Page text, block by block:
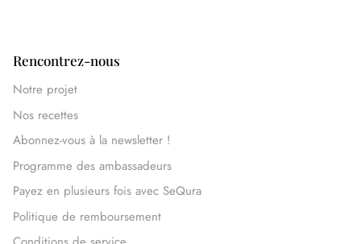
Rencontrez-nous
Notre projet
Nos recettes
Abonnez-vous à la newsletter !
Programme des ambassadeurs
Payez en plusieurs fois avec SeQura
Politique de remboursement